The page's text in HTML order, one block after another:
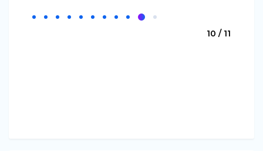
10 / 11